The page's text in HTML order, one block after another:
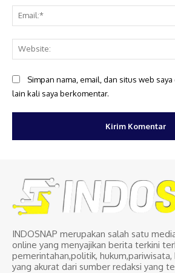
Simpan nama, email, dan situs web
lain kali saya berkomentar.
INDOSNAP merupakan salah satu
online yang menyajikan berita terkini
pemerintahan,politik,
yang akurat dari sumber redaksi yang